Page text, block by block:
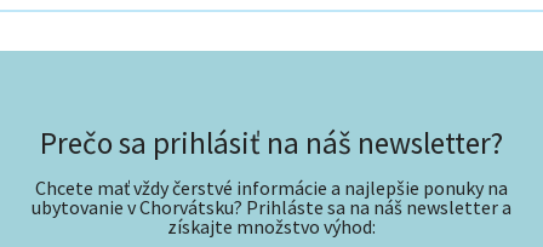
Prečo sa prihlásiť na náš newsletter?
Chcete mať vždy čerstvé informácie a najlepšie ponuky na
ubytovanie v Chorvátsku? Prihláste sa na náš newsletter a
získajte množstvo výhod: